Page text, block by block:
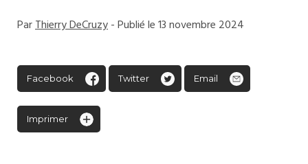
ParThierry DeCruzy- Publié le 13 novembre 2024
Facebook Twitter Email
Imprimer